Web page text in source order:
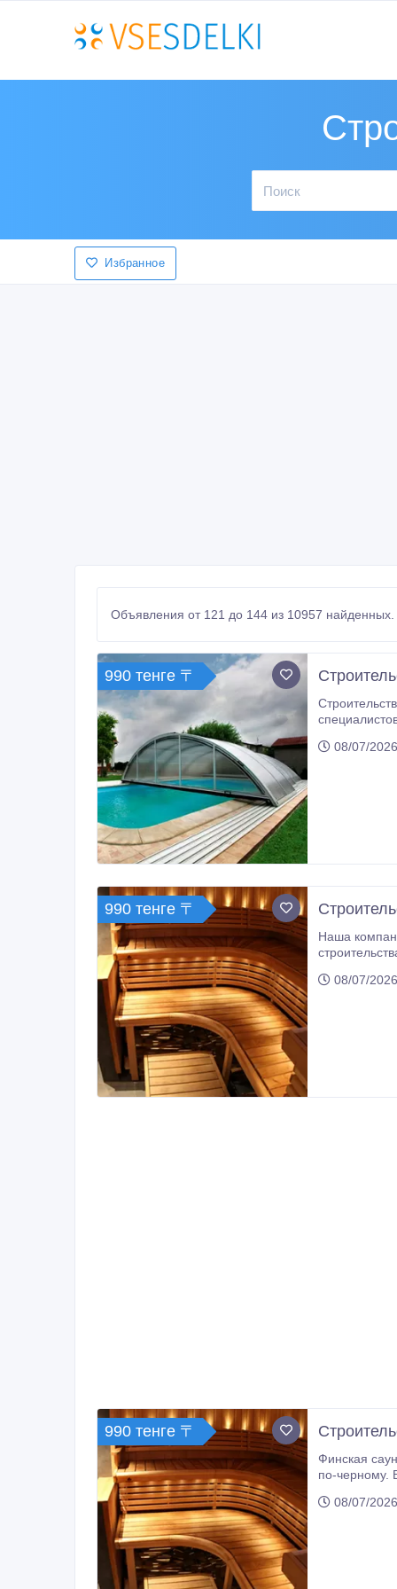
Избранное
Объявления от 121 до 144 из 10957 найденных.
990 тенге 〒
Строительство
специалистов
радовать хозяев, доставлять эстетическое наслаждение и станет одним из любимых мест
08/07/
990 тенге 〒
Наша компания
строительства саун и бань, изготовляются на нашем
08/07/
990 тенге 〒
Финская сауна приходится
по-черному. В нашей стране в последние годы стало модно и престижно посещать подобные заведения, наслаждаться паром,
08/07/